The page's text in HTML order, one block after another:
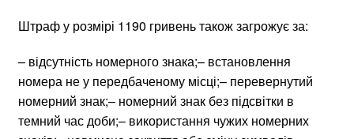
Штраф у розмірі 1190 гривень також загрожує за:
– відсутність номерного знака;– встановлення
номера не у передбаченому місці;– перевернутий
номерний знак;– номерний знак без підсвітки в
темний час доби;– використання чужих номерних